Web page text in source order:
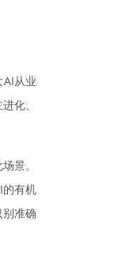
从业
化、
景。
的有机
准确